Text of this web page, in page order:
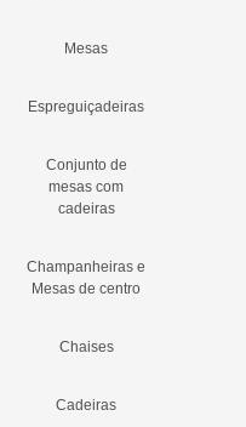
Mesas
Espreguiçadeiras
Conjunto de
mesas com
cadeiras
Champanheiras e
Mesas de centro
Chaises
Cadeiras